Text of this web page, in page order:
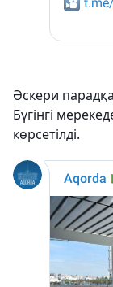
Әскери
Бүгінгі
көрсетілді.